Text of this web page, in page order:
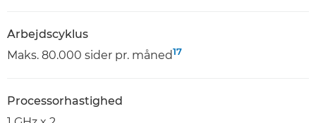
Arbejdscyklus
Maks. 80.000 sider pr. måned17
Processorhastighed